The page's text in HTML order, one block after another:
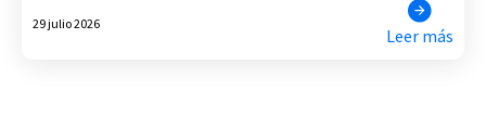
29 julio 2026
Leer más